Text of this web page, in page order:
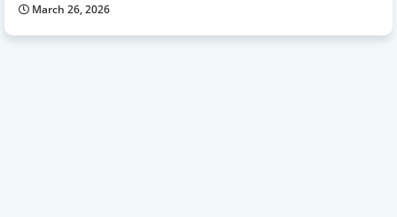
March 26, 2026